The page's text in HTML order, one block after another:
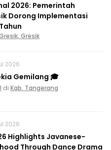
2026: Pemerintah
Dorong Implementasi
Gresik
2026
Gemilang 🎓
di Kab. Tangerang
2026
Highlights Javanese-
Through Dance Drama